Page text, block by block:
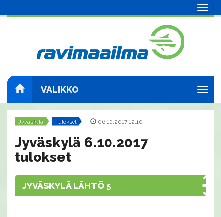
VALIKKO
Jyväskylä Tulokset 06.10.2017 12:10
Jyväskylä 6.10.2017
tulokset
JYVÄSKYLÄ LÄHTÖ 5